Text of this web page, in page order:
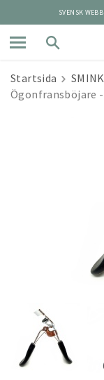
SVENSK
Startsida SMINK
Ögonfransböjare